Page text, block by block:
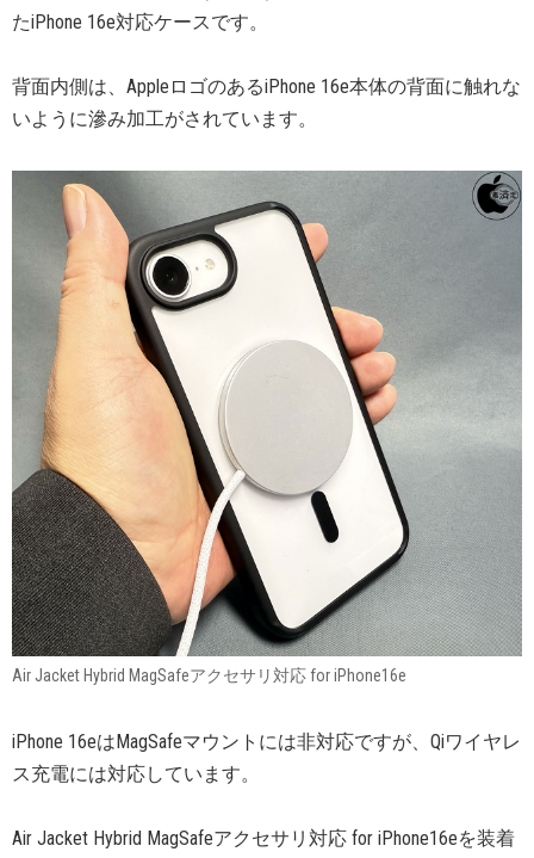
たiPhone 16e対応ケースです。
背面内側は、AppleロゴのあるiPhone 16e本体の背面に触れな
いように滲み加工がされています。
Air Jacket Hybrid MagSafeアクセサリ対応 for iPhone16e
iPhone 16eはMagSafeマウントには非対応ですが、Qiワイヤレ
ス充電には対応しています。
Air Jacket Hybrid MagSafeアクセサリ対応 for iPhone16eを装着